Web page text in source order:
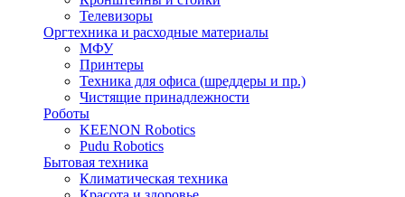
Телевизоры
Оргтехника и расходные материалы
МФУ
Принтеры
Техника для офиса (шреддеры и пр.)
Чистящие принадлежности
Роботы
KEENON Robotics
Pudu Robotics
Бытовая техника
Климатическая техника